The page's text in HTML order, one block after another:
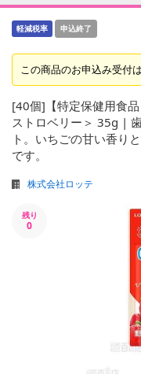
軽減税率 申込終了
この商品のお申込み受付
[40個]【特定保健用食
ストロベリー＞ 35g |
ト。いちごの甘い香り
です。
株式会社ロッテ
残り
0